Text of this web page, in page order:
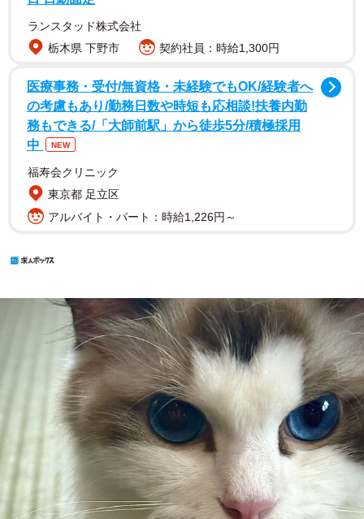
ランスタッド株式会社
栃木県 下野市
契約社員：時給1,300円
医療事務・受付/無資格・未経験でもOK/経験者へ
の考慮もあり/勤務日数や時短も応相談!扶養内勤
務もできる/「大師前駅」から徒歩5分/積極採用
中
NEW
福寿会クリニック
東京都 足立区
アルバイト・パート：時給1,226円～